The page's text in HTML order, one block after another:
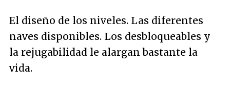
El diseño de los niveles. Las diferentes
naves disponibles. Los desbloqueables y
la rejugabilidad le alargan bastante la
vida.